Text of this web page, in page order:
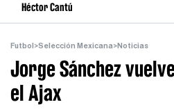
Héctor Cantú
Futbol >Selección Mexicana>Noticias
Jorge Sánchez
el Ajax